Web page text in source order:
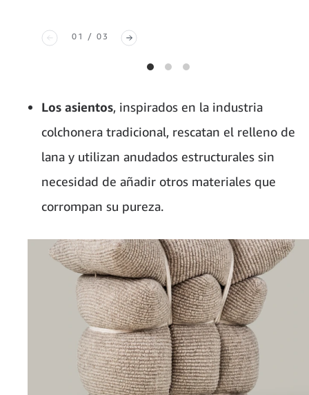
01 / 03
Los asientos, inspirados en la industria
colchonera tradicional, rescatan el relleno de
lana y utilizan anudados estructurales sin
necesidad de añadir otros materiales que
corrompan su pureza.